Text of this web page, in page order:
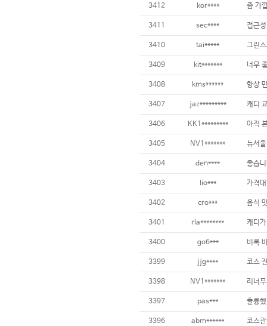
3412 kor****
3411 sec**** 접근
3410 tai*****
3409 kit*******
3408 kms******
3407 jaz*********
3406 KK1*********
3405 NV1******* 뉴서
3404 den****
3403 lio***
3402 cro*** 음식
3401 rla********
3400 go6***
3399 jjg****
3398 NV1******* 리너
3397 pas*** 훌륭
3396 abm******